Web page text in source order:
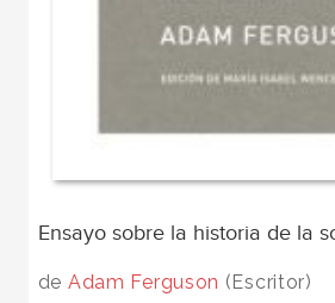
Ensayo sobre la historia de la
de Adam Ferguson (Escritor)